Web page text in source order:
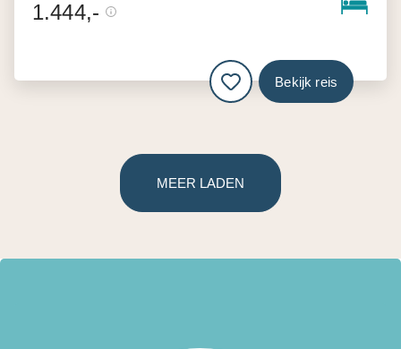
1.444,-
Bekijk reis
MEER LADEN